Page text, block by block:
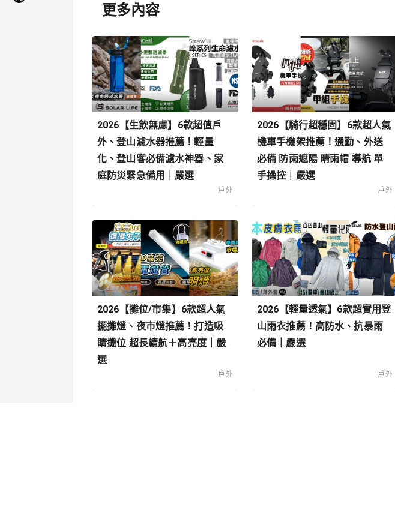
更多內容
2026【生飲無慮】6款超值戶
外、登山濾水器推薦！輕量
化、登山客必備濾水神器、家
庭防災緊急備用｜嚴選
戶外
2026【騎行超穩固】6款超人氣
機車手機架推薦！通勤、外送
必備 防雨遮陽 晴雨帽 導航 單
手操控｜嚴選
戶外
2026【攤位/市集】6款超人氣
擺攤燈、夜市燈推薦！打造吸
睛攤位 超長續航＋高亮度｜嚴
選
戶外
2026【輕量透氣】6款超實用登
山雨衣推薦！高防水、抗暴雨
必備｜嚴選
戶外